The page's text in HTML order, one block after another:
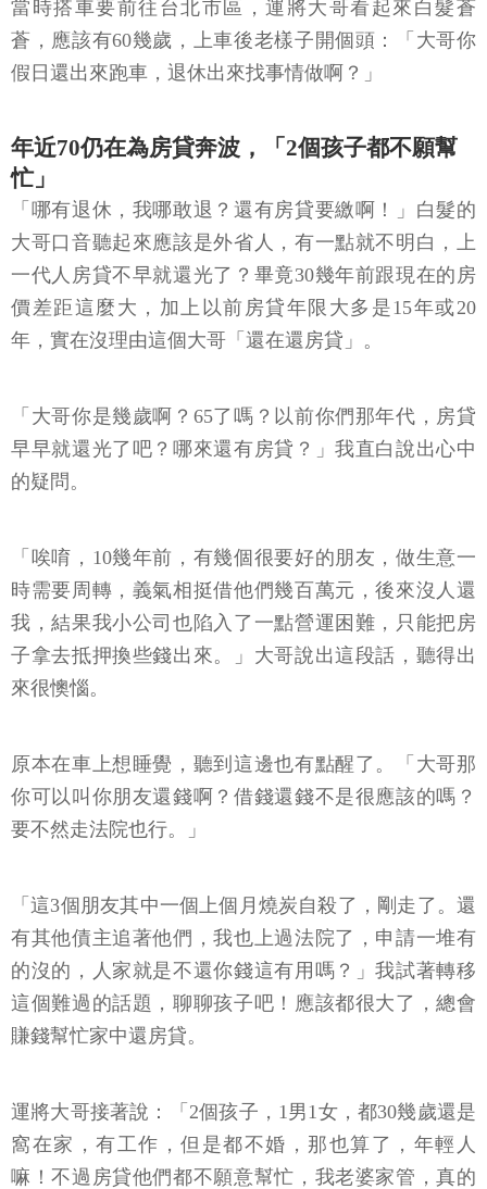
當時搭車要前往台北市區，運將大哥看起來白髮蒼
蒼，應該有60幾歲，上車後老樣子開個頭：「大哥你
假日還出來跑車，退休出來找事情做啊？」
年近70仍在為房貸奔波，「2個孩子都不願幫
忙」
「哪有退休，我哪敢退？還有房貸要繳啊！」白髮的
大哥口音聽起來應該是外省人，有一點就不明白，上
一代人房貸不早就還光了？畢竟30幾年前跟現在的房
價差距這麼大，加上以前房貸年限大多是15年或20
年，實在沒理由這個大哥「還在還房貸」。
「大哥你是幾歲啊？65了嗎？以前你們那年代，房貸
早早就還光了吧？哪來還有房貸？」我直白說出心中
的疑問。
「唉唷，10幾年前，有幾個很要好的朋友，做生意一
時需要周轉，義氣相挺借他們幾百萬元，後來沒人還
我，結果我小公司也陷入了一點營運困難，只能把房
子拿去抵押換些錢出來。」大哥說出這段話，聽得出
來很懊惱。
原本在車上想睡覺，聽到這邊也有點醒了。「大哥那
你可以叫你朋友還錢啊？借錢還錢不是很應該的嗎？
要不然走法院也行。」
「這3個朋友其中一個上個月燒炭自殺了，剛走了。還
有其他債主追著他們，我也上過法院了，申請一堆有
的沒的，人家就是不還你錢這有用嗎？」我試著轉移
這個難過的話題，聊聊孩子吧！應該都很大了，總會
賺錢幫忙家中還房貸。
運將大哥接著說：「2個孩子，1男1女，都30幾歲還是
窩在家，有工作，但是都不婚，那也算了，年輕人
嘛！不過房貸他們都不願意幫忙，我老婆家管，真的